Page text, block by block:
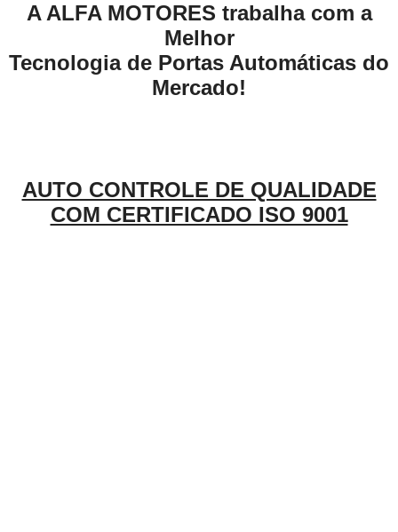
A ALFA MOTORES trabalha com a
Melhor
Tecnologia de Portas Automáticas do
Mercado!
AUTO CONTROLE DE QUALIDADE
COM CERTIFICADO ISO 9001